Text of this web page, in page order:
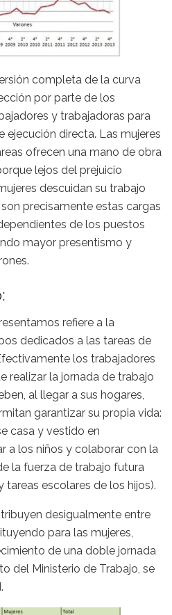
completa de la curva
por parte de los
y trabajadoras para
ejecución directa. Las mujeres
ofrecen una mano de obra
lejos del prejuicio
descuidan su trabajo
precisamente estas cargas
de los puestos
mayor presentismo y
refiere a la
dedicados a las tareas de
los trabajadores
realizar la jornada de trabajo
al llegar a sus hogares,
garantizar su propia vida:
casa y vestido en
a los niños y colaborar con la
la fuerza de trabajo futura
tareas escolares de los hijos).
desigualmente entre
para las mujeres,
de una doble jornada
del Ministerio de Trabajo, se